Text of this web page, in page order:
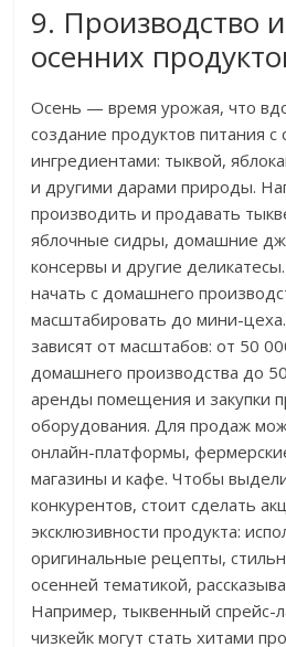
9. Производство
осенних
Осень — время урожая, что
создание продуктов питания
ингредиентами: тыквой,
и другими дарами природы.
производить и продавать
яблочные сидры, домашние
консервы и другие
начать с домашнего
масштабировать до мини-
зависят от масштабов: от 50
домашнего производства до
аренды помещения и закупки
оборудования. Для продаж
онлайн-платформы,
магазины и кафе. Чтобы
конкурентов, стоит сделать
эксклюзивности продукта:
оригинальные рецепты,
осенней тематикой,
Например, тыквенный спрейс-
чизкейк могут стать хитами